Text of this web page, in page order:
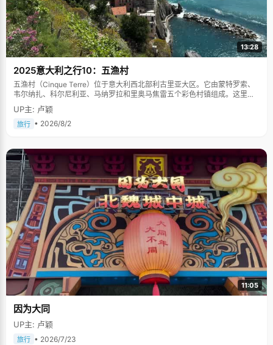
13:28
2025意大利之行10：五渔村
五渔村（Cinque Terre）位于意大利西北部利古里亚大区。它由蒙特罗索、
韦尔纳扎、科尔尼利亚、马纳罗拉和里奥马焦雷五个彩色村镇组成。这里依
山傍海，房屋色彩斑斓，1997年被列为世界文化遗产。
UP主: 卢颖
旅行 • 2026/8/2
11:05
因为大同
UP主: 卢颖
旅行 • 2026/7/23